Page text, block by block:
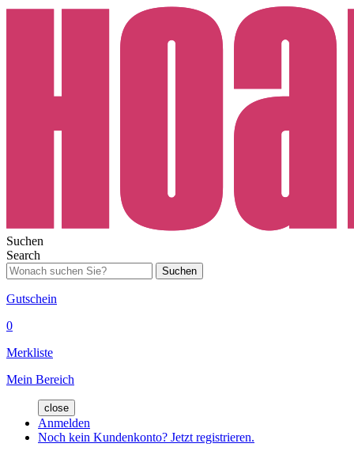
Suchen
Search
Suchen
Gutschein
0
Merkliste
Mein Bereich
close
Anmelden
Noch kein Kundenkonto? Jetzt registrieren.